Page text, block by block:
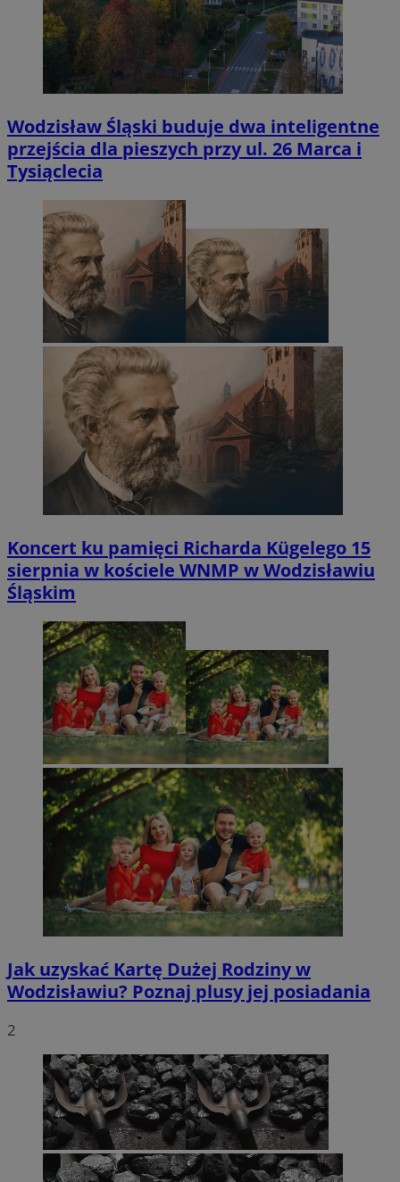
Wodzisław Śląski buduje dwa inteligentne
przejścia dla pieszych przy ul. 26 Marca i
Tysiąclecia
Koncert ku pamięci Richarda Kügelego 15
sierpnia w kościele WNMP w Wodzisławiu
Śląskim
Jak uzyskać Kartę Dużej Rodziny w
Wodzisławiu? Poznaj plusy jej posiadania
2